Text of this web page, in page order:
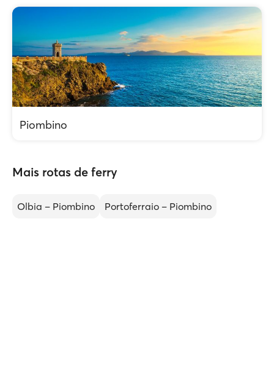
Piombino
Mais rotas de ferry
Olbia – Piombino Portoferraio – Piombino